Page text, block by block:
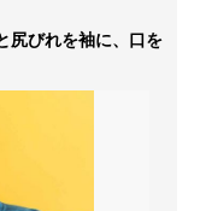
びれを袖に、口を